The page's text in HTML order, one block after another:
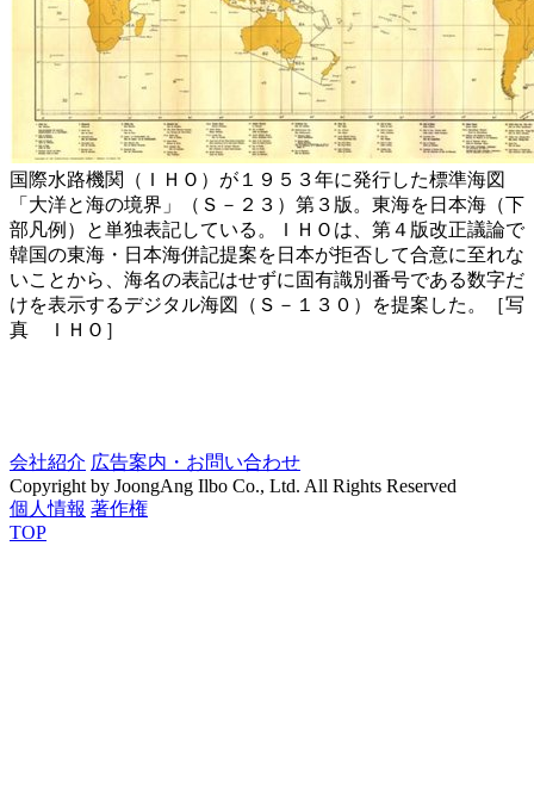
国際水路機関（ＩＨＯ）が１９５３年に発行した標準海図
「大洋と海の境界」（Ｓ－２３）第３版。東海を日本海（下
部凡例）と単独表記している。ＩＨＯは、第４版改正議論で
韓国の東海・日本海併記提案を日本が拒否して合意に至れな
いことから、海名の表記はせずに固有識別番号である数字だ
けを表示するデジタル海図（Ｓ－１３０）を提案した。［写
真 ＩＨＯ］
会社紹介 広告案内・お問い合わせ
Copyright by JoongAng Ilbo Co., Ltd. All Rights Reserved
個人情報 著作権
TOP